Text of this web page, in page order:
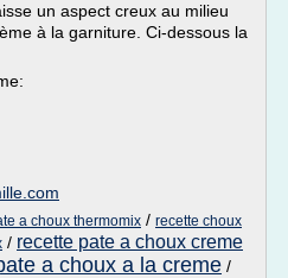
un aspect creux au milieu
à la garniture. Ci-dessous la
a choux thermomix / recette choux
/ recette pate a choux creme
a choux a la creme /